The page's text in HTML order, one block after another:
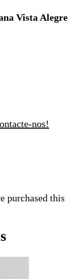
Vista Alegre
nos!
purchased this